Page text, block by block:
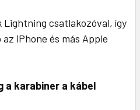
Lightning csatlakozóval, így
iPhone és más Apple
a karabiner a kábel